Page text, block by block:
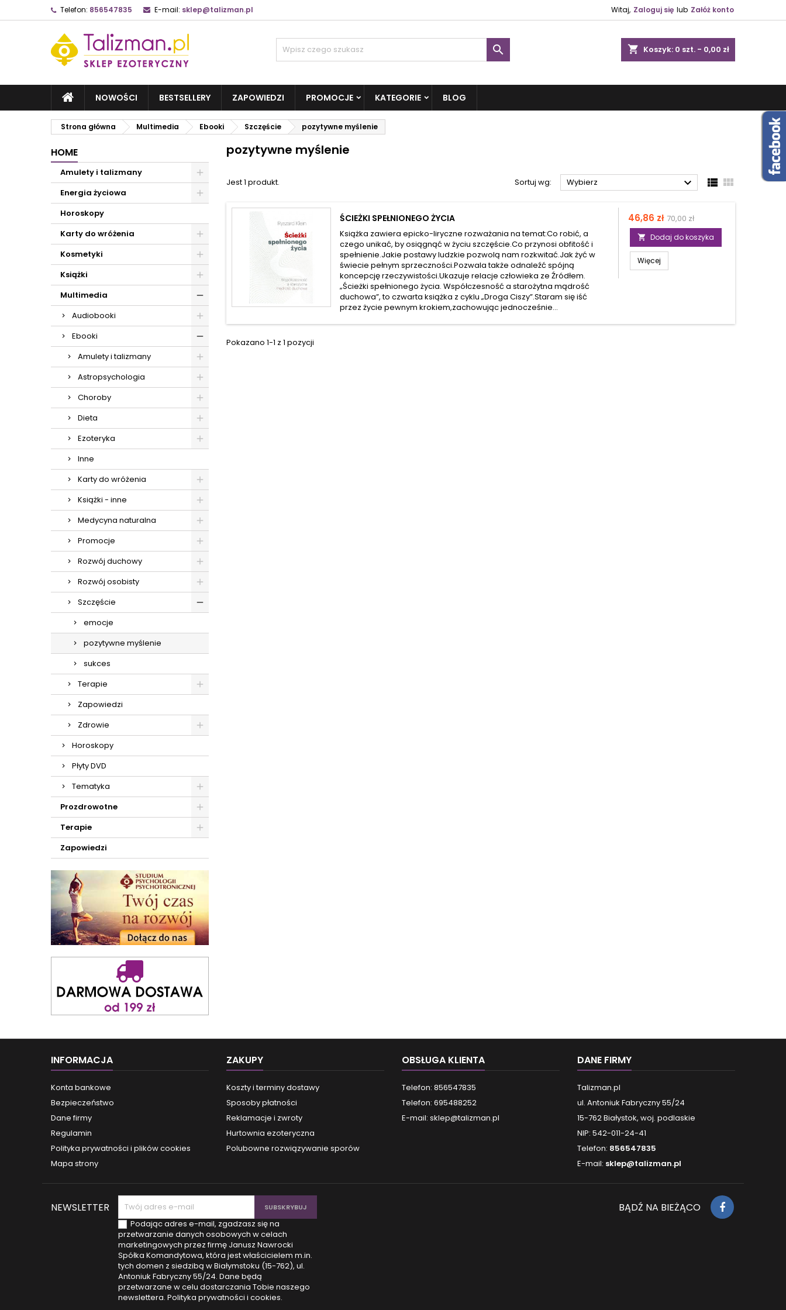
Telefon: 856547835 E-mail: sklep@talizman.pl Witaj, Zaloguj się lub Załóż konto
shopping_cart Koszyk: 0 szt. - 0,00 zł

NOWOŚCI BESTSELLERY ZAPOWIEDZI PROMOCJE KATEGORIE BLOG
Strona główna Multimedia Ebooki Szczęście pozytywne myślenie
HOME
Amulety i talizmany
Energia życiowa
Horoskopy
Karty do wróżenia
Kosmetyki
Książki
Multimedia
Audiobooki
Ebooki
Amulety i talizmany
Astropsychologia
Choroby
Dieta
Ezoteryka
Inne
Karty do wróżenia
Książki - inne
Medycyna naturalna
Promocje
Rozwój duchowy
Rozwój osobisty
Szczęście
emocje
pozytywne myślenie
sukces
Terapie
Zapowiedzi
Zdrowie
Horoskopy
Płyty DVD
Tematyka
Prozdrowotne
Terapie
Zapowiedzi
pozytywne myślenie
Jest 1 produkt. Sortuj wg: Wybierz   
ŚCIEŻKI SPEŁNIONEGO ŻYCIA
Książka zawiera epicko-liryczne rozważania na temat:Co robić, a
czego unikać, by osiągnąć w życiu szczęście.Co przynosi obfitość i
spełnienie.Jakie postawy ludzkie pozwolą nam rozkwitać.Jak żyć w
świecie pełnym sprzeczności.Pozwala także odnaleźć spójną
koncepcję rzeczywistości.Ukazuje relacje człowieka ze Źródłem.
„Ścieżki spełnionego życia. Współczesność a starożytna mądrość
duchowa”, to czwarta książka z cyklu „Droga Ciszy”.Staram się iść
przez życie pewnym krokiem,zachowując jednocześnie...
Cena
46,86 zł 70,00 zł
 Dodaj do koszyka
Więcej
Pokazano 1-1 z 1 pozycji
INFORMACJA
Konta bankowe
Bezpieczeństwo
Dane firmy
Regulamin
Polityka prywatności i plików cookies
Mapa strony
ZAKUPY
Koszty i terminy dostawy
Sposoby płatności
Reklamacje i zwroty
Hurtownia ezoteryczna
Polubowne rozwiązywanie sporów
OBSŁUGA KLIENTA
Telefon: 856547835
Telefon: 695488252
E-mail: sklep@talizman.pl
DANE FIRMY
Talizman.pl
ul. Antoniuk Fabryczny 55/24
15-762 Białystok, woj. podlaskie
NIP: 542-011-24-41
Telefon: 856547835
E-mail: sklep@talizman.pl
NEWSLETTER
Podając adres e-mail, zgadzasz się na
przetwarzanie danych osobowych w celach
marketingowych przez firmę Janusz Nawrocki
Spółka Komandytowa, która jest właścicielem m.in.
tych domen z siedzibą w Białymstoku (15-762), ul.
Antoniuk Fabryczny 55/24. Dane będą
przetwarzane w celu dostarczania Tobie naszego
newslettera. Polityka prywatności i cookies.
BĄDŹ NA BIEŻĄCO